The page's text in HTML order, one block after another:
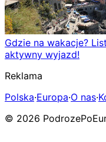
Gdzie na wakacje?
aktywny wyjazd!
Reklama
Polska·Europa·O nas·
© 2026